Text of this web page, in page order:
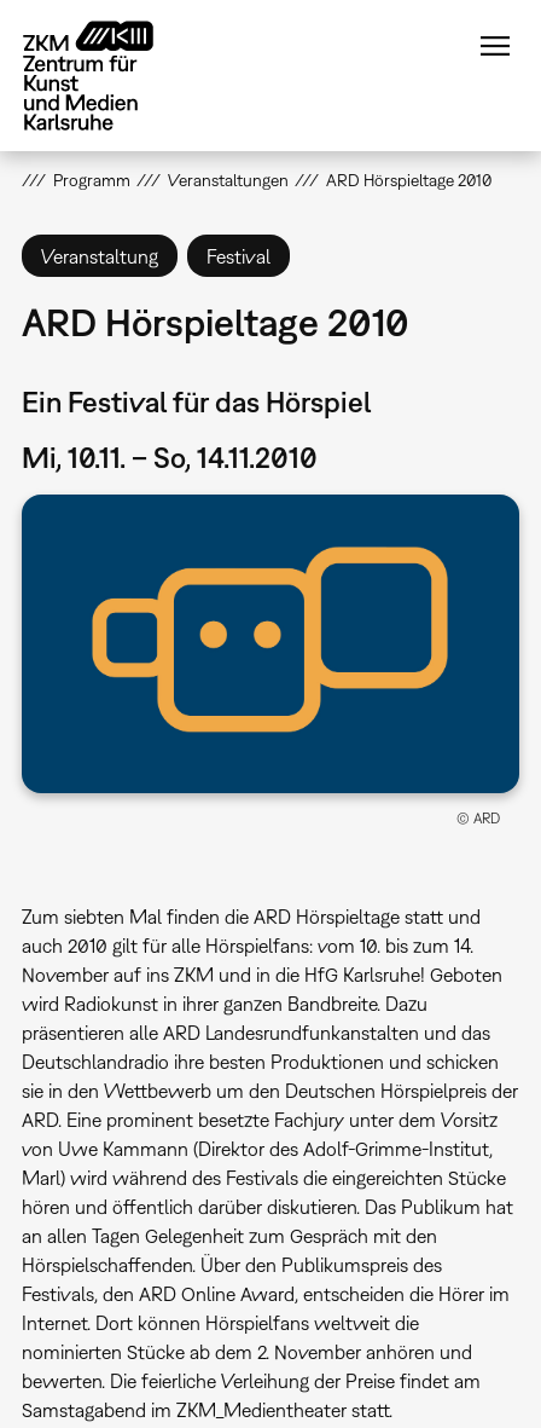
zum
Inhalt
Programm Veranstaltungen ARD Hörspieltage 2010
Veranstaltung Festival
ARD Hörspieltage 2010
Ein Festival für das Hörspiel
Mi, 10.11. – So, 14.11.2010
© ARD
Zum siebten Mal finden die ARD Hörspieltage statt und
auch 2010 gilt für alle Hörspielfans: vom 10. bis zum 14.
November auf ins ZKM und in die HfG Karlsruhe! Geboten
wird Radiokunst in ihrer ganzen Bandbreite. Dazu
präsentieren alle ARD Landesrundfunkanstalten und das
Deutschlandradio ihre besten Produktionen und schicken
sie in den Wettbewerb um den Deutschen Hörspielpreis der
ARD. Eine prominent besetzte Fachjury unter dem Vorsitz
von Uwe Kammann (Direktor des Adolf-Grimme-Institut,
Marl) wird während des Festivals die eingereichten Stücke
hören und öffentlich darüber diskutieren. Das Publikum hat
an allen Tagen Gelegenheit zum Gespräch mit den
Hörspielschaffenden. Über den Publikumspreis des
Festivals, den ARD Online Award, entscheiden die Hörer im
Internet. Dort können Hörspielfans weltweit die
nominierten Stücke ab dem 2. November anhören und
bewerten. Die feierliche Verleihung der Preise findet am
Samstagabend im ZKM_Medientheater statt.